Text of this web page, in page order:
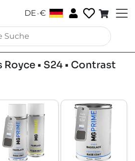
DE .€
• S24 • Contrast